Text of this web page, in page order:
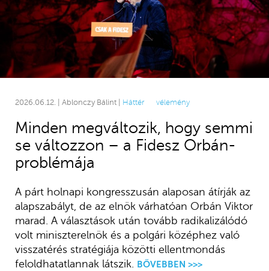
2026.06.12. | Ablonczy Bálint | Háttér vélemény
Minden megváltozik, hogy semmi
se változzon – a Fidesz Orbán-
problémája
A párt holnapi kongresszusán alaposan átírják az
alapszabályt, de az elnök várhatóan Orbán Viktor
marad. A választások után tovább radikalizálódó
volt miniszterelnök és a polgári középhez való
visszatérés stratégiája közötti ellentmondás
feloldhatatlannak látszik.
BŐVEBBEN >>>